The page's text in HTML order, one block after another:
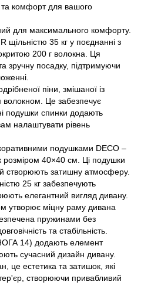
та комфорт для вашого
для максимального комфорту.
щільністю 35 кг у поєднанні з
200 г волокна. Ця
зручну посадку, підтримуючи
піни, змішаної із
волокном. Це забезпечує
подушки спинки додають
налаштувати рівень
подушками DECO –
розміром 40×40 см. Ці подушки
створюють затишну атмосферу.
25 кг забезпечують
елегантний вигляд дивану.
утворює міцну раму дивана
пружинами без
та стабільність.
14) додають елемент
сучасний дизайн дивану.
це естетика та затишок, які
створюючи привабливий